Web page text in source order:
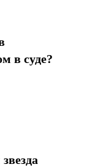
в суде?